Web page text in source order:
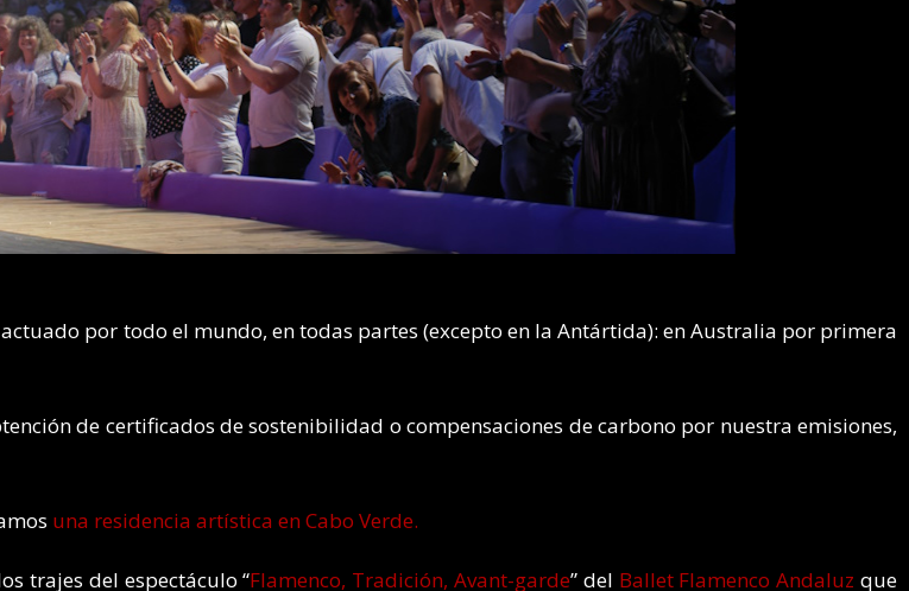
por todo el mundo, en todas partes (excepto en la Antártida): en Australia por primera
de certificados de sostenibilidad o compensaciones de carbono por nuestra emisiones,
una residencia artística en Cabo Verde.
trajes del espectáculo “Flamenco, Tradición, Avant-garde” del Ballet Flamenco Andaluz que